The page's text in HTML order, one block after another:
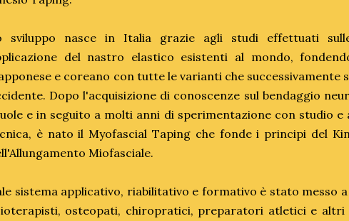
sviluppo nasce in Italia grazie agli studi effettuati
del nastro elastico esistenti al mondo,
e coreano con tutte le varianti che successivamente
Dopo l'acquisizione di conoscenze sul bendaggio
e in seguito a molti anni di sperimentazione con studio
è nato il Myofascial Taping che fonde i principi del
Miofasciale.
sistema applicativo, riabilitativo e formativo è stato messo
osteopati, chiropratici, preparatori atletici e